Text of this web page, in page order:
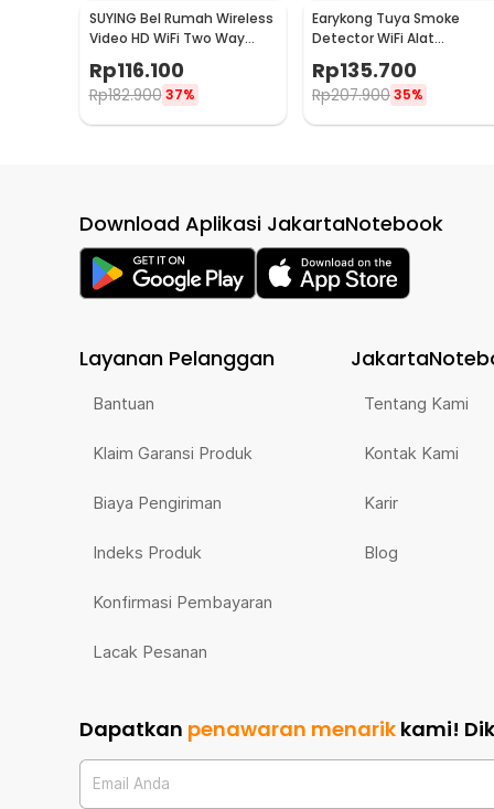
SUYING Bel Rumah Wireless
Video HD WiFi Two Way
Audio Doorbell - Z20
Rp116.100
Rp182.900 37%
Earykong Tuya Smoke
Detector WiFi Alat
Pendeteksi Asap
Kebakaran 85dB - TYSM-01
Rp135.700
Rp207.90035%
Download Aplikasi JakartaNotebook
Layanan Pelanggan
Bantuan
Klaim Garansi Produk
Biaya Pengiriman
Indeks Produk
Konfirmasi Pembayaran
Lacak Pesanan
Tentang Kami
Kontak Kami
Karir
Blog
Dapatkan penawaran menarik kami!
Email Anda